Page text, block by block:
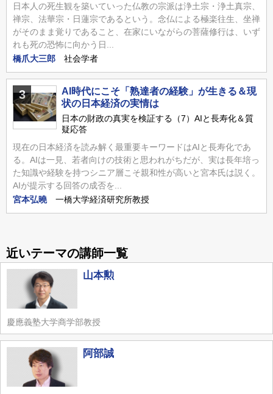
日本人の死生観を築いていった仏教の宗派は浄土宗・浄土真宗、
禅宗、法華宗・日蓮宗であるという。念仏による極楽往生、坐禅
がそのまま覚りであること、在家にいながらの菩薩修行は、いず
れも死の恐怖に向かう日...
橋爪大三郎
社会学者
3
AI時代にこそ「熟達者の経験」が生きる＆現
状の日本経済の実情は
日本の財政の真実を検証する（7）AIと長寿化＆質
疑応答
現在の日本経済を読み解く最重要キーワードはAIと長寿化であ
る。AIは一見、若者向けの技術と思われがちだが、実は長年培っ
た知識や経験を持つシニア層こそ親和性が高いと宮本氏は説く。
AIが提示する回答の成否を...
宮本弘曉
一橋大学経済研究所教授
近いテーマの講師一覧
山本勲
慶應義塾大学商学部教授
阿部誠